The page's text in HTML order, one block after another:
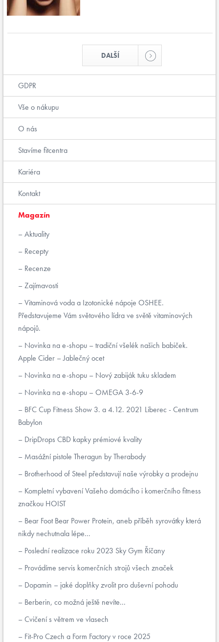
DALŠÍ
GDPR
Vše o nákupu
O nás
Stavíme fitcentra
Kariéra
Kontakt
Magazín
Aktuality
Recepty
Recenze
Zajímavosti
Vitaminová voda a Izotonické nápoje OSHEE.
Představujeme Vám světového lídra ve světě vitaminových
nápojů.
Novinka na e-shopu – tradiční všelék našich babiček.
Apple Cider – Jablečný ocet
Novinka na e-shopu – Nový zabiják tuku skladem
Novinka na e-shopu – OMEGA 3-6-9
BFC Cup Fitness Show 3. a 4.12. 2021 Liberec - Centrum
Babylon
DripDrops CBD kapky prémiové kvality
Masážní pistole Theragun by Therabody
Brotherhood of Steel představují naše výrobky a prodejnu
Kompletní vybavení Vašeho domácího i komerčního fitness
značkou HOIST
Bear Foot Bear Power Protein, aneb příběh syrovátky která
nikdy nechutnala lépe...
Poslední realizace roku 2023 Sky Gym Říčany
Provádíme servis komerčních strojů všech značek
Dopamin – jaké doplňky zvolit pro duševní pohodu
Berberin, co možná ještě nevíte...
Cvičení s větrem ve vlasech
Fit-Pro Czech a Form Factory v roce 2025